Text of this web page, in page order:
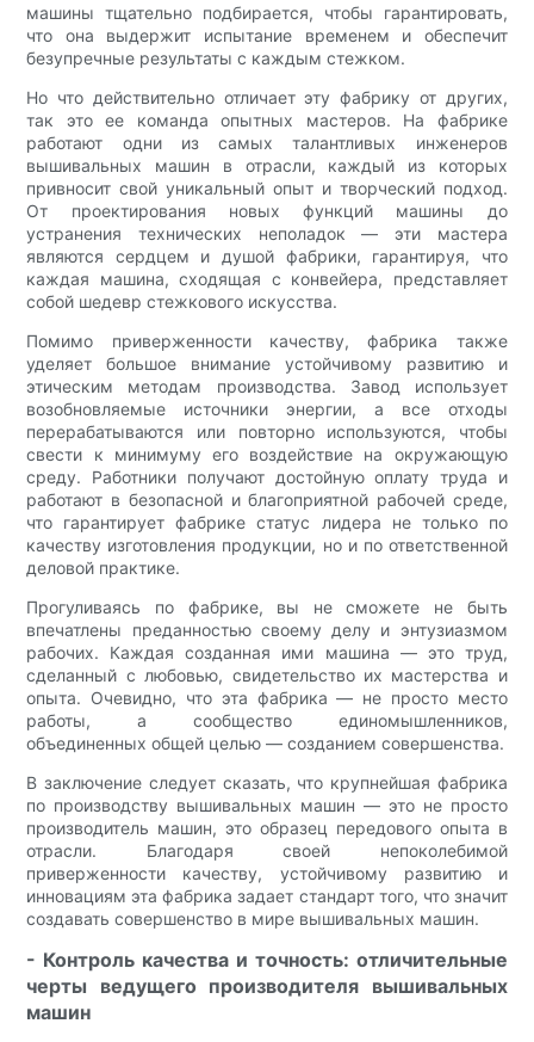
машины тщательно подбирается, чтобы гарантировать,
что она выдержит испытание временем и обеспечит
безупречные результаты с каждым стежком.
Но что действительно отличает эту фабрику от других,
так это ее команда опытных мастеров. На фабрике
работают одни из самых талантливых инженеров
вышивальных машин в отрасли, каждый из которых
привносит свой уникальный опыт и творческий подход.
От проектирования новых функций машины до
устранения технических неполадок — эти мастера
являются сердцем и душой фабрики, гарантируя, что
каждая машина, сходящая с конвейера, представляет
собой шедевр стежкового искусства.
Помимо приверженности качеству, фабрика также
уделяет большое внимание устойчивому развитию и
этическим методам производства. Завод использует
возобновляемые источники энергии, а все отходы
перерабатываются или повторно используются, чтобы
свести к минимуму его воздействие на окружающую
среду. Работники получают достойную оплату труда и
работают в безопасной и благоприятной рабочей среде,
что гарантирует фабрике статус лидера не только по
качеству изготовления продукции, но и по ответственной
деловой практике.
Прогуливаясь по фабрике, вы не сможете не быть
впечатлены преданностью своему делу и энтузиазмом
рабочих. Каждая созданная ими машина — это труд,
сделанный с любовью, свидетельство их мастерства и
опыта. Очевидно, что эта фабрика — не просто место
работы, а сообщество единомышленников,
объединенных общей целью — созданием совершенства.
В заключение следует сказать, что крупнейшая фабрика
по производству вышивальных машин — это не просто
производитель машин, это образец передового опыта в
отрасли. Благодаря своей непоколебимой
приверженности качеству, устойчивому развитию и
инновациям эта фабрика задает стандарт того, что значит
создавать совершенство в мире вышивальных машин.
- Контроль качества и точность: отличительные
черты ведущего производителя вышивальных
машин